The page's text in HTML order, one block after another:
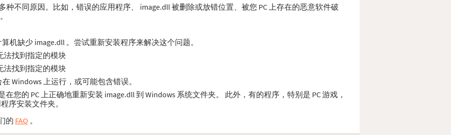
种不同原因。比如，错误的应用程序、 image.dll 被删除或放错位置、被您 PC 上存在的恶意软件破
机缺少 image.dll 。尝试重新安装程序来解决这个问题。
法找到指定的模块
法找到指定的模块
Windows 上运行，或可能包含错误。
您的 PC 上正确地重新安装 image.dll 到 Windows 系统文件夹。 此外，有的程序，特别是 PC 游戏，
序安装文件夹。
的 FAQ 。